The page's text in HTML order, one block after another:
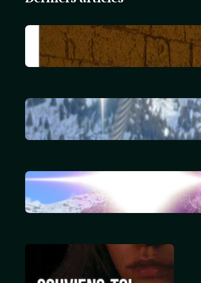
Du Yahvisme au Sionisme
juin 17, 2026
Comirnaty
mai 14, 2026
L’hydroxychloroquine
décembre 29, 2025
Souviens-toi, Sydney
décembre 29, 2025